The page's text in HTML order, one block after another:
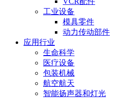
工业设备
模具零件
动力传动部件
应用行业
生命科学
医疗设备
包装机械
航空航天
智能扬声器和灯光